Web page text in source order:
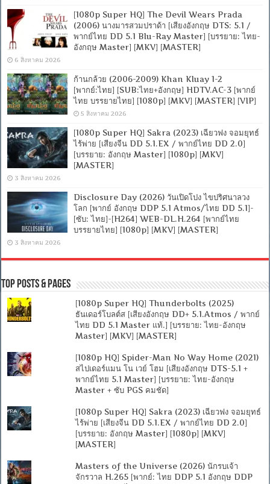
[1080p Super HQ] The Devil Wears Prada
(2006) นางมารสวมปราด้า [เสียงอังกฤษ DTS: 5.1 /
พากย์ไทย DD 5.1 Blu-Ray Master] [บรรยาย: ไทย-
อังกฤษ Master] [MKV] [MASTER]
6 สิงหาคม 2026
ก้านกล้วย (2006-2009) Khan Kluay 1-2
[พากย์:ไทย] [SUB:ไทย+อังกฤษ] HDTV.AC-3 [พากย์
ไทย บรรยายไทย] [1080p] [MKV] [MASTER] [VIP]
5 สิงหาคม 2026
[1080p Super HQ] Sakra (2023) เฉียวฟง จอมยุทธ์
ไร้พ่าย [เสียงจีน DD 5.1.EX / พากย์ไทย DD 2.0]
[บรรยาย: อังกฤษ Master] [1080p] [MKV]
[MASTER]
3 สิงหาคม 2026
Disclosure Day (2026) วันเปิดโปง ไขปริศนาลวง
โลก [พากย์ อังกฤษ DDP 5.1 Atmos/ไทย DD 5.1]-
[ซับ: ไทย]-[H264] WEB-DL.H.264 [พากย์ไทย
บรรยายไทย] [1080p] [MKV] [MASTER]
3 สิงหาคม 2026
Top Posts & Pages
[1080p Super HQ] Thunderbolts (2025)
ธันเดอร์โบลต์ส [เสียงอังกฤษ DD+ 5.1.Atmos / พากย์
ไทย DD 5.1 Master แท้.] [บรรยาย: ไทย-อังกฤษ
Master] [MKV] [MASTER]
[1080p HQ] Spider-Man No Way Home (2021)
สไปเดอร์แมน โน เวย์ โฮม [เสียงอังกฤษ DTS-5.1 +
พากย์ไทย 5.1 Master] [บรรยาย: ไทย-อังกฤษ
Master + ซับ PGS คมชัด]
[1080p Super HQ] Sakra (2023) เฉียวฟง จอมยุทธ์
ไร้พ่าย [เสียงจีน DD 5.1.EX / พากย์ไทย DD 2.0]
[บรรยาย: อังกฤษ Master] [1080p] [MKV]
[MASTER]
Masters of the Universe (2026) นักรบเจ้า
จักรวาล H.265 [พากย์: ไทย DDP 5.1 อังกฤษ DDP